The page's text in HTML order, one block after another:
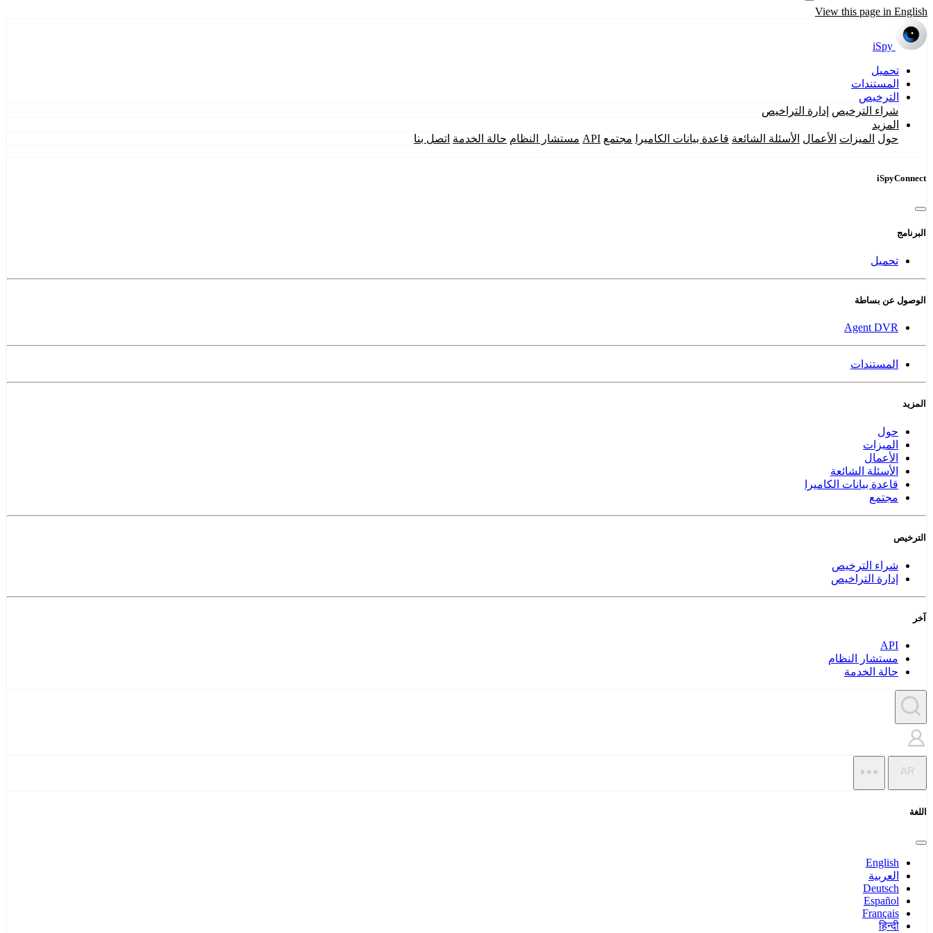
View this page in English
iSpy
تحميل
المستندات
الترخيص
شراء الترخيص إدارة التراخيص
المزيد
حول الميزات الأعمال الأسئلة الشائعة قاعدة بيانات الكاميرا مجتمع API مستشار النظام حالة الخدمة اتصل بنا
iSpyConnect
البرنامج
تحميل
الوصول عن بساطة
Agent DVR
المستندات
المزيد
حول
الميزات
الأعمال
الأسئلة الشائعة
قاعدة بيانات الكاميرا
مجتمع
الترخيص
شراء الترخيص
إدارة التراخيص
آخر
API
مستشار النظام
حالة الخدمة
AR
اللغة
English
العربية
Deutsch
Español
Français
हिन्दी